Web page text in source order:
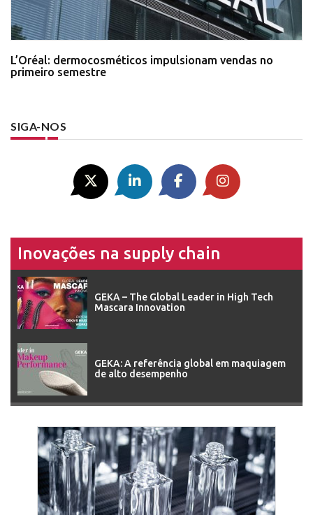
L’Oréal: dermocosméticos impulsionam vendas no
primeiro semestre
SIGA-NOS
Inovações na supply chain
GEKA – The Global Leader in High Tech
Mascara Innovation
GEKA: A referência global em maquiagem
de alto desempenho